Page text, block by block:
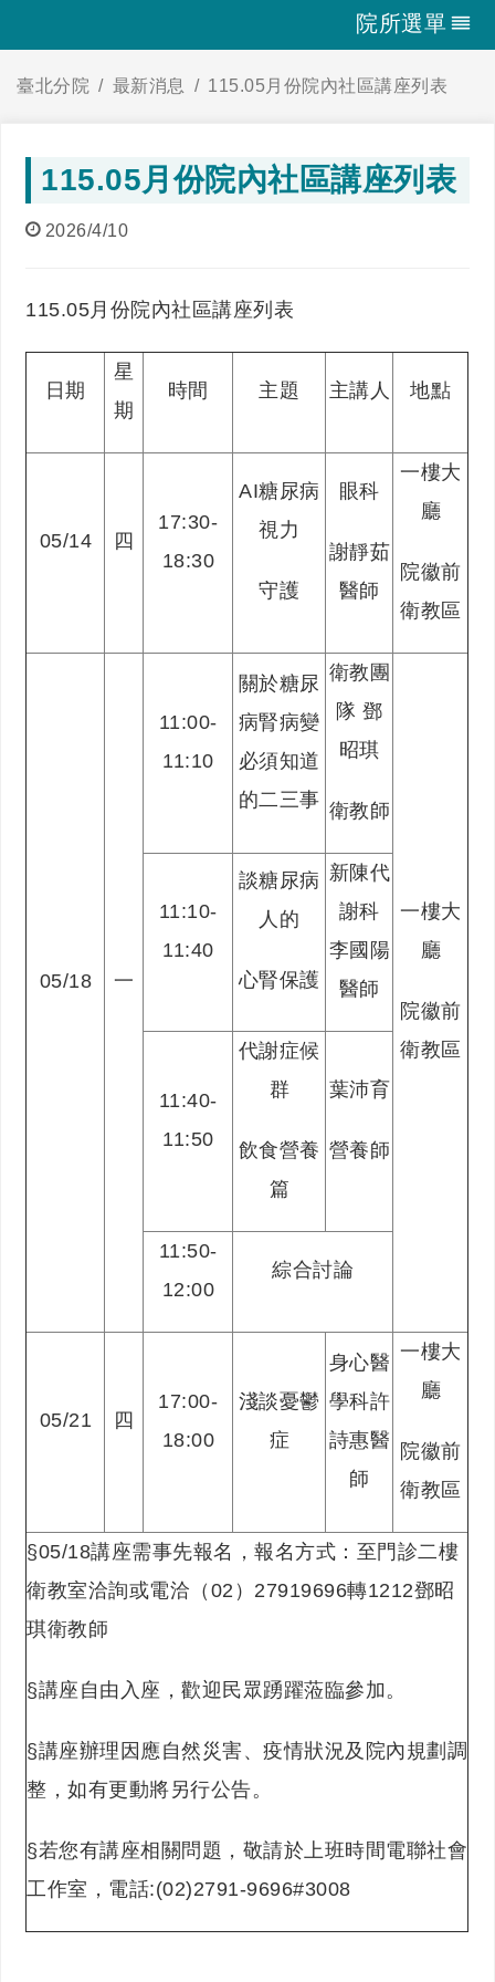
院所選單
臺北分院 最新消息 115.05月份院內社區講座列表
115.05月份院內社區講座列表
2026/4/10
115.05月份院內社區講座列表
日期
星
期
時間 主題 主講人 地點
05/14 四
17:30-
18:30
AI糖尿病
視力
守護
眼科
謝靜茹
醫師
一樓大
廳
院徽前
衛教區
05/18 一
11:00-
11:10
關於糖尿
病腎病變
必須知道
的二三事
衛教團
隊 鄧
昭琪
衛教師
一樓大
廳
院徽前
衛教區
11:10-
11:40
談糖尿病
人的
心腎保護
新陳代
謝科
李國陽
醫師
11:40-
11:50
代謝症候
群
飲食營養
篇
葉沛育
營養師
11:50-
12:00
綜合討論
05/21 四
17:00-
18:00
淺談憂鬱
症
身心醫
學科許
詩惠醫
師
一樓大
廳
院徽前
衛教區
§05/18講座需事先報名，報名方式：至門診二樓
衛教室洽詢或電洽（02）27919696轉1212鄧昭
琪衛教師
§講座自由入座，歡迎民眾踴躍蒞臨參加。
§講座辦理因應自然災害、疫情狀況及院內規劃調
整，如有更動將另行公告。
§若您有講座相關問題，敬請於上班時間電聯社會
工作室，電話:(02)2791-9696#3008